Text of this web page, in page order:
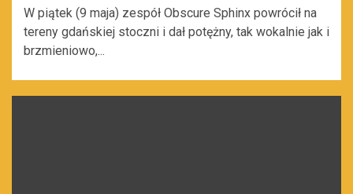
W piątek (9 maja) zespół Obscure Sphinx powrócił na
tereny gdańskiej stoczni i dał potężny, tak wokalnie jak i
brzmieniowo,...